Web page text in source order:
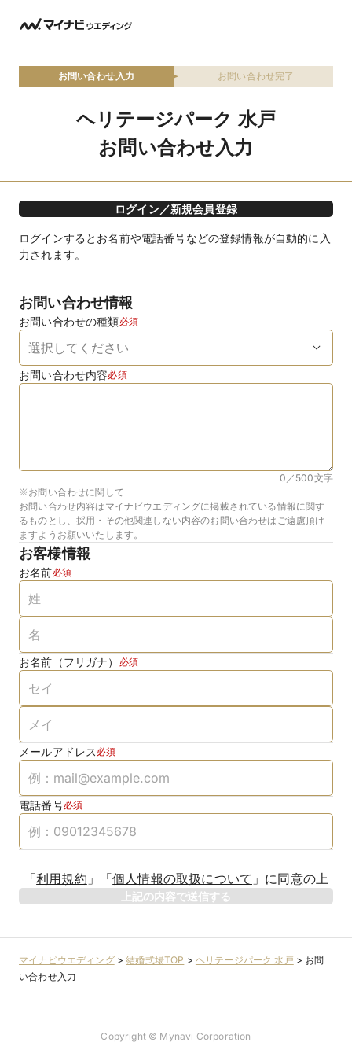
お問い合わせ入力 お問い合わせ完了
ヘリテージパーク 水戸
お問い合わせ入力
ログイン／新規会員登録
ログインするとお名前や電話番号などの登録情報が自動的に入
力されます。
お問い合わせ情報
お問い合わせの種類必須
お問い合わせ内容必須
0／500文字
※お問い合わせに関して
お問い合わせ内容はマイナビウエディングに掲載されている情報に関す
るものとし、採用・その他関連しない内容のお問い合わせはご遠慮頂け
ますようお願いいたします。
お客様情報
お名前必須
お名前（フリガナ） 必須
メールアドレス 必須
電話番号必須
「利用規約 」 「個人情報の取扱について 」 に同意の上
上記の内容で送信する
マイナビウエディング>結婚式場TOP > ヘリテージパーク 水戸 > お問
い合わせ入力
Copyright © Mynavi Corporation